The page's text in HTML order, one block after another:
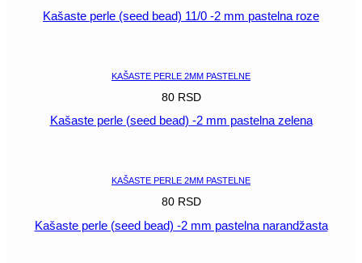
Kašaste perle (seed bead) 11/0 -2 mm pastelna roze
KAŠASTE PERLE 2MM PASTELNE
80 RSD
Kašaste perle (seed bead) -2 mm pastelna zelena
KAŠASTE PERLE 2MM PASTELNE
80 RSD
Kašaste perle (seed bead) -2 mm pastelna narandžasta